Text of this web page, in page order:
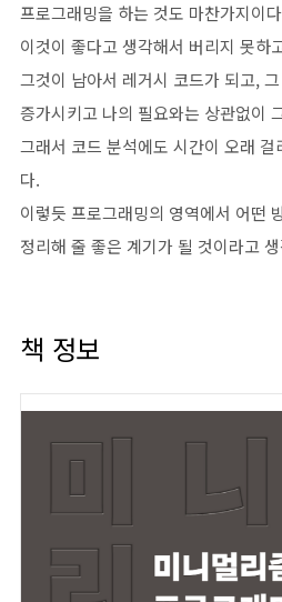
프로그래밍을 하는 것도 마찬가지이
이것이 좋다고 생각해서 버리지 못하
그것이 남아서 레거시 코드가 되고,
증가시키고 나의 필요와는 상관없이
그래서 코드 분석에도 시간이 오래
다.
이렇듯 프로그래밍의 영역에서 어떤
정리해 줄 좋은 계기가 될 것이라고
책 정보